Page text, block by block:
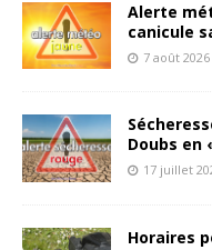
Alerte
canicule
7 août 2026
Doubs en
17 juillet
Horaires